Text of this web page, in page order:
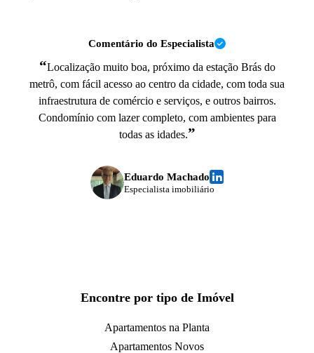
Comentário do Especialista
“Localização muito boa, próximo da estação Brás do
metrô, com fácil acesso ao centro da cidade, com toda sua
infraestrutura de comércio e serviços, e outros bairros.
Condomínio com lazer completo, com ambientes para
todas as idades.”
Eduardo Machado
Especialista imobiliário
Encontre por tipo de Imóvel
Apartamentos na Planta
Apartamentos Novos